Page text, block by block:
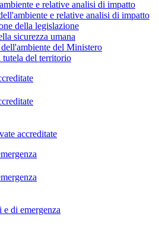
e relative analisi di impatto
e relative analisi di impatto
della legislazione
sicurezza umana
del Ministero
del territorio
accreditate
di emergenza